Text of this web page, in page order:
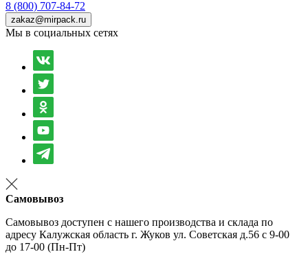
8 (800) 707-84-72
zakaz@mirpack.ru
Мы в социальных сетях
Самовывоз
Самовывоз доступен с нашего производства и склада по
адресу Калужская область г. Жуков ул. Советская д.56 с 9-00
до 17-00 (Пн-Пт)